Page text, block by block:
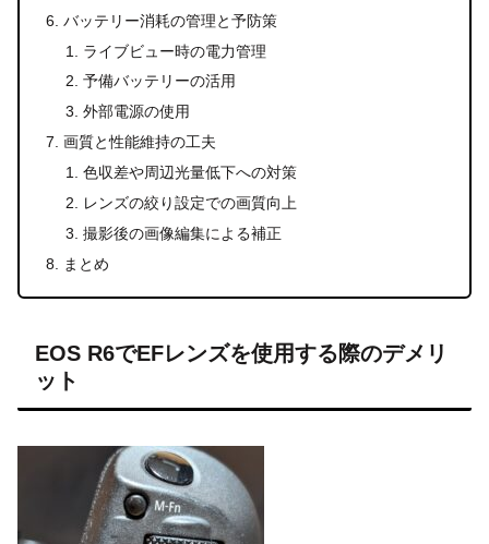
バッテリー消耗の管理と予防策
ライブビュー時の電力管理
予備バッテリーの活用
外部電源の使用
画質と性能維持の工夫
色収差や周辺光量低下への対策
レンズの絞り設定での画質向上
撮影後の画像編集による補正
まとめ
EOS R6でEFレンズを使用する際のデメリ
ット